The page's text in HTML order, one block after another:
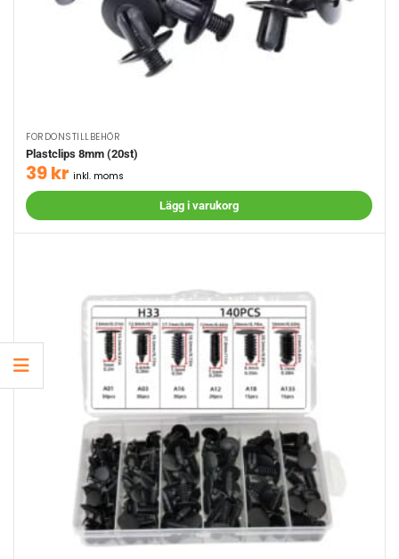
FORDONSTILLBEHÖR
Plastclips 8mm (20st)
39kr inkl. moms
Lägg i varukorg